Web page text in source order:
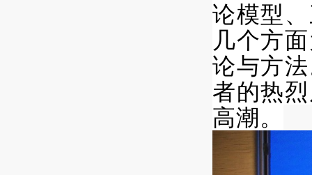
论模型
几个方
论与方
者的热
高潮。